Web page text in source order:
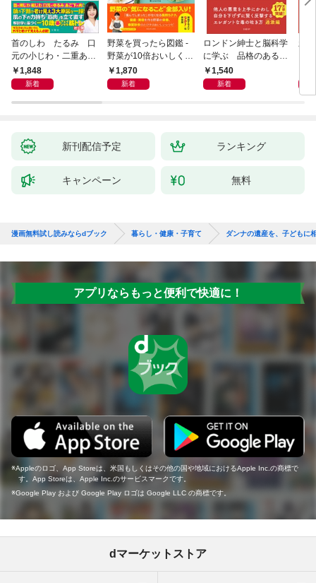
首のしわ たるみ 口
元の小じわ・二重あ
ご 何歳からでもここ
まで若くなる！ 名医
大全
1,848
新着
野菜を買ったら図鑑 -
野菜が10倍おいしくな
る保存法と64のレシピ
-
1,870
新着
ロンドン紳士と脳科学
に学ぶ 品格のあるマ
ウントのとり方
1,540
新着
新
新刊配信予定 ランキング
キャンペーン 無料
漫画無料試し読みならdブック 暮らし・健康・子育て ダンナの遺産を、子どもに
アプリならもっと便利で快適に！
Appleのロゴ、App Storeは、米国もしくはその他の国や地域におけるApple Inc.の商標で
す。App Storeは、Apple Inc.のサービスマークです。
Google Play および Google Play ロゴは Google LLC の商標です。
dマーケットストア